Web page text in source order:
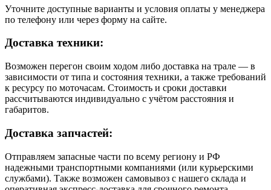
Уточните доступные варианты и условия оплаты у менеджера
по телефону или через форму на сайте.
Доставка техники:
Возможен перегон своим ходом либо доставка на трале — в
зависимости от типа и состояния техники, а также требований
к ресурсу по моточасам. Стоимость и сроки доставки
рассчитываются индивидуально с учётом расстояния и
габаритов.
Доставка запчастей:
Отправляем запасные части по всему региону и РФ
надежными транспортными компаниями (или курьерскими
службами). Также возможен самовывоз с нашего склада и